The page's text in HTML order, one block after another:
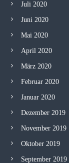
Juli 2020
Juni 2020
Mai 2020
April 2020
März 2020
Februar 2020
Januar 2020
Dezember 2019
November 2019
Oktober 2019
September 2019